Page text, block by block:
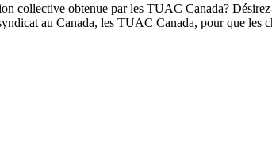
collective obtenue par les TUAC Canada?
au Canada, les TUAC Canada, pour que les